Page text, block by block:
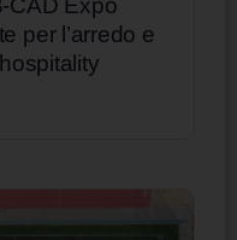
CAD Expo
per l’arredo e